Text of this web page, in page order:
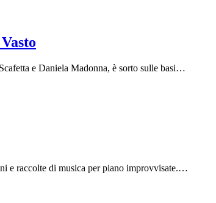
e Daniela Madonna, è sorto sulle basi…
e raccolte di musica per piano improvvisate.…